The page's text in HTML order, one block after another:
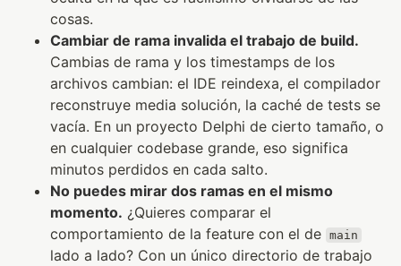
cosas.
Cambiar de rama invalida el trabajo de build.
Cambias de rama y los timestamps de los
archivos cambian: el IDE reindexa, el compilador
reconstruye media solución, la caché de tests se
vacía. En un proyecto Delphi de cierto tamaño, o
en cualquier codebase grande, eso significa
minutos perdidos en cada salto.
No puedes mirar dos ramas en el mismo
momento. ¿Quieres comparar el
comportamiento de la feature con el de main
lado a lado? Con un único directorio de trabajo